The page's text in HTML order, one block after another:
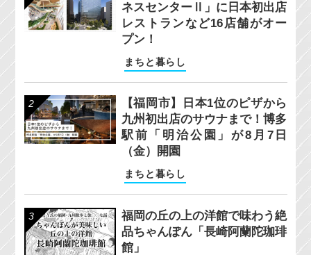
ネスセンターⅡ」に日本初出店
レストランなど16店舗がオー
プン！
まちと暮らし
【福岡市】日本1位のピザから
九州初出店のサウナまで！博多
駅前「明治公園」が8月7日
（金）開園
まちと暮らし
福岡の丘の上の洋館で味わう絶
品ちゃんぽん「長崎阿蘭陀珈琲
館」